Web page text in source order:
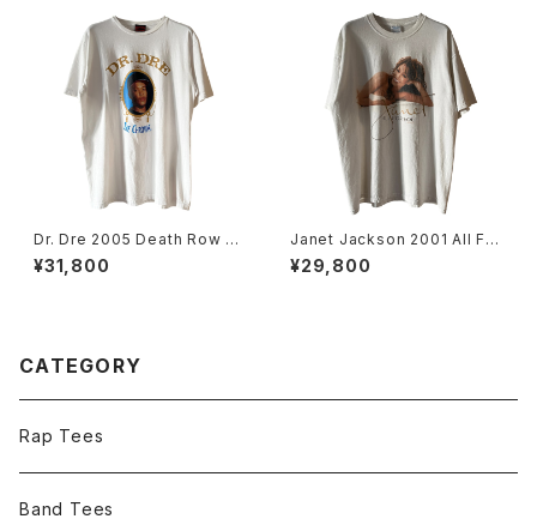
Dr. Dre 2005 Death Row Re
cords The Chronic Rap Te
e
¥31,800
Janet Jackson 2001 All For
You World Tour Rap Tee
¥29,800
CATEGORY
Rap Tees
Band Tees